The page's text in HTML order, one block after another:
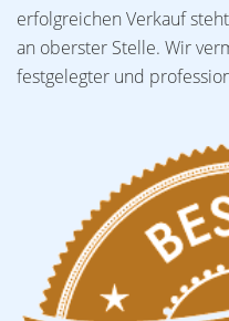
erfolgreichen Verkauf
an oberster Stelle. Wir
festgelegter und